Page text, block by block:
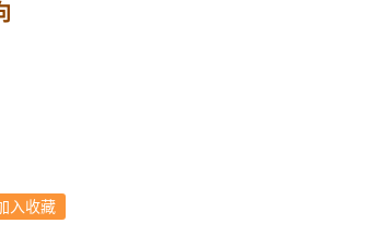
入收藏